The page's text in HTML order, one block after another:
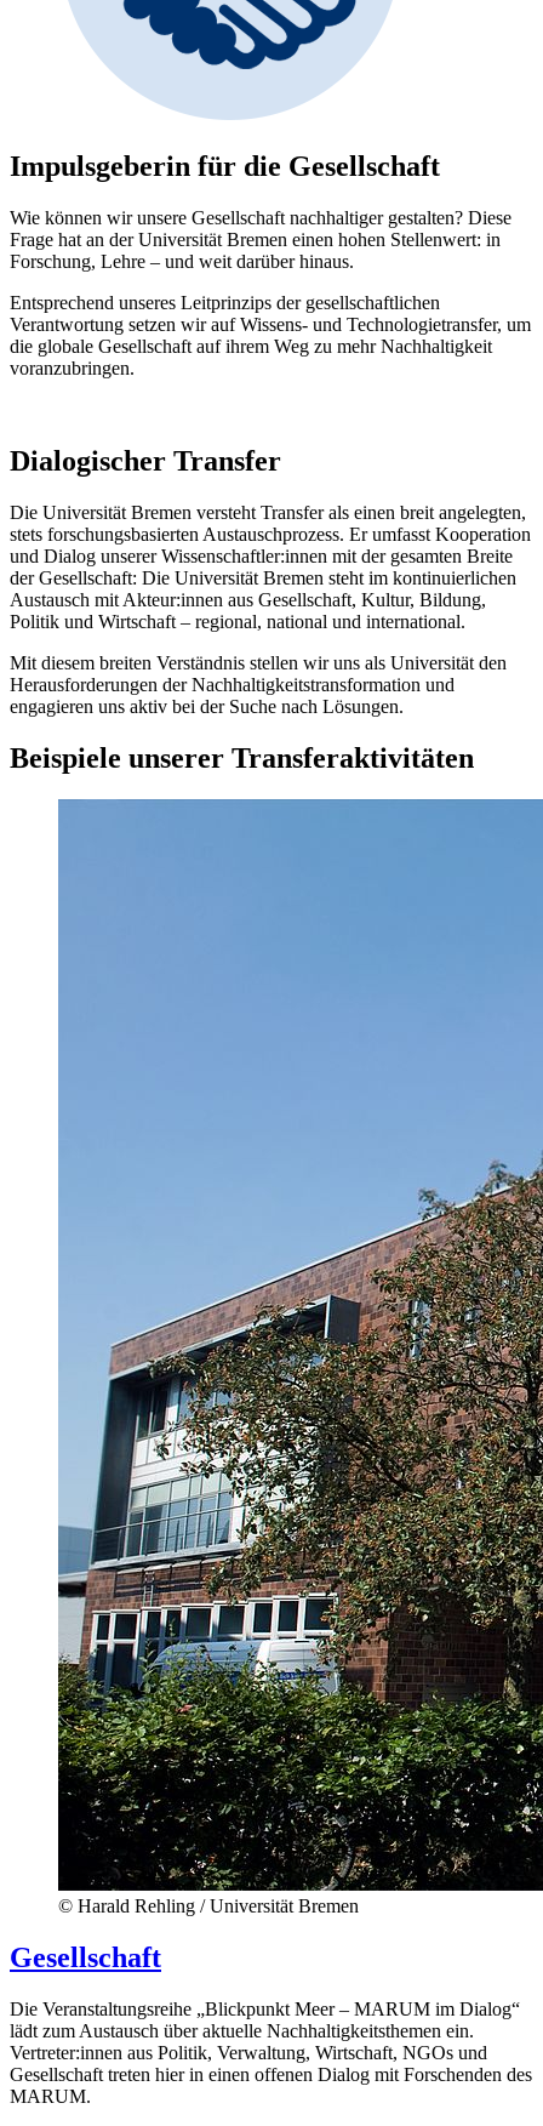
Impulsgeberin für die Gesellschaft
Wie können wir unsere Gesellschaft nachhaltiger gestalten? Diese
Frage hat an der Universität Bremen einen hohen Stellenwert: in
Forschung, Lehre – und weit darüber hinaus.
Entsprechend unseres Leitprinzips der gesellschaftlichen
Verantwortung setzen wir auf Wissens- und Technologietransfer, um
die globale Gesellschaft auf ihrem Weg zu mehr Nachhaltigkeit
voranzubringen.
Dialogischer Transfer
Die Universität Bremen versteht Transfer als einen breit angelegten,
stets forschungsbasierten Austauschprozess. Er umfasst Kooperation
und Dialog unserer Wissenschaftler:innen mit der gesamten Breite
der Gesellschaft: Die Universität Bremen steht im kontinuierlichen
Austausch mit Akteur:innen aus Gesellschaft, Kultur, Bildung,
Politik und Wirtschaft – regional, national und international.
Mit diesem breiten Verständnis stellen wir uns als Universität den
Herausforderungen der Nachhaltigkeitstransformation und
engagieren uns aktiv bei der Suche nach Lösungen.
Beispiele unserer Transferaktivitäten
© Harald Rehling / Universität Bremen
Gesellschaft
Die Veranstaltungsreihe „Blickpunkt Meer – MARUM im Dialog“
lädt zum Austausch über aktuelle Nachhaltigkeitsthemen ein.
Vertreter:innen aus Politik, Verwaltung, Wirtschaft, NGOs und
Gesellschaft treten hier in einen offenen Dialog mit Forschenden des
MARUM.